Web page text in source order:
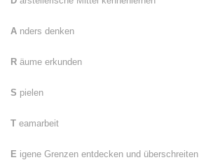
A nders denken
R äume erkunden
S pielen
T eamarbeit
E igene Grenzen entdecken und überschreiten